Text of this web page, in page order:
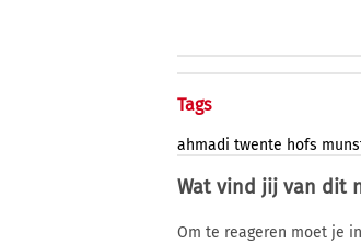
Tags
ahmadi twente hofs
Wat vind jij van dit
Om te reageren moet je